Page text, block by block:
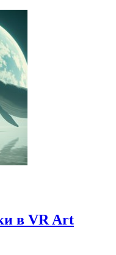
в VR Art